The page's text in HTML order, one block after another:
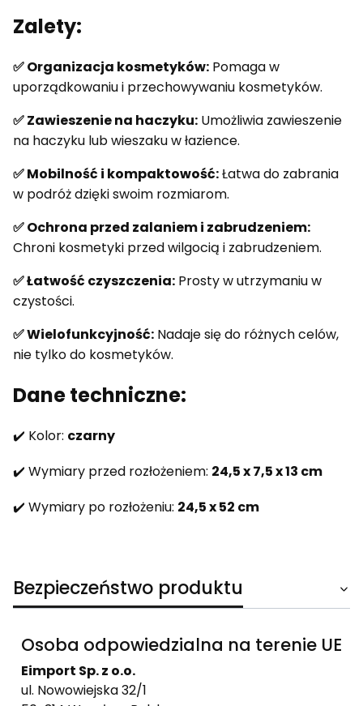
Zalety:
✅ Organizacja kosmetyków: Pomaga w
uporządkowaniu i przechowywaniu kosmetyków.
✅ Zawieszenie na haczyku: Umożliwia zawieszenie
na haczyku lub wieszaku w łazience.
✅ Mobilność i kompaktowość:Łatwa do zabrania
w podróż dzięki swoim rozmiarom.
✅ Ochrona przed zalaniem i zabrudzeniem:
Chroni kosmetyki przed wilgocią i zabrudzeniem.
✅ Łatwość czyszczenia: Prosty w utrzymaniu w
czystości.
✅ Wielofunkcyjność: Nadaje się do różnych celów,
nie tylko do kosmetyków.
Dane techniczne:
✔️ Kolor: czarny
✔️ Wymiary przed rozłożeniem: 24,5 x 7,5 x 13 cm
✔️ Wymiary po rozłożeniu: 24,5 x 52 cm
Bezpieczeństwo produktu
Osoba odpowiedzialna na terenie UE
Eimport Sp. z o.o.
ul. Nowowiejska 32/1